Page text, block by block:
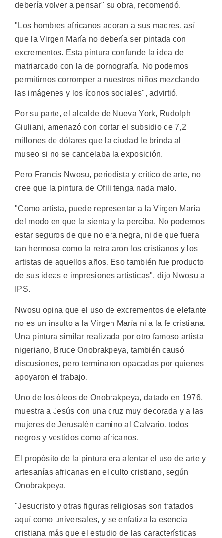
debería volver a pensar" su obra, recomendó.
"Los hombres africanos adoran a sus madres, así
que la Virgen María no debería ser pintada con
excrementos. Esta pintura confunde la idea de
matriarcado con la de pornografía. No podemos
permitirnos corromper a nuestros niños mezclando
las imágenes y los íconos sociales", advirtió.
Por su parte, el alcalde de Nueva York, Rudolph
Giuliani, amenazó con cortar el subsidio de 7,2
millones de dólares que la ciudad le brinda al
museo si no se cancelaba la exposición.
Pero Francis Nwosu, periodista y crítico de arte, no
cree que la pintura de Ofili tenga nada malo.
"Como artista, puede representar a la Virgen María
del modo en que la sienta y la perciba. No podemos
estar seguros de que no era negra, ni de que fuera
tan hermosa como la retrataron los cristianos y los
artistas de aquellos años. Eso también fue producto
de sus ideas e impresiones artísticas", dijo Nwosu a
IPS.
Nwosu opina que el uso de excrementos de elefante
no es un insulto a la Virgen María ni a la fe cristiana.
Una pintura similar realizada por otro famoso artista
nigeriano, Bruce Onobrakpeya, también causó
discusiones, pero terminaron opacadas por quienes
apoyaron el trabajo.
Uno de los óleos de Onobrakpeya, datado en 1976,
muestra a Jesús con una cruz muy decorada y a las
mujeres de Jerusalén camino al Calvario, todos
negros y vestidos como africanos.
El propósito de la pintura era alentar el uso de arte y
artesanías africanas en el culto cristiano, según
Onobrakpeya.
"Jesucristo y otras figuras religiosas son tratados
aquí como universales, y se enfatiza la esencia
cristiana más que el estudio de las características